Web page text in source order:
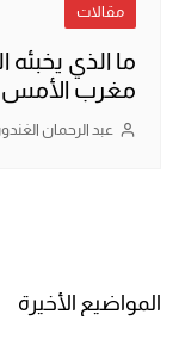
مقالات
ما الذي
مغرب الأمس
عبد الرحمان الغندور
المواضيع الأخيرة